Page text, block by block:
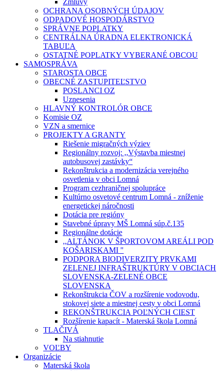
Zmluvy
OCHRANA OSOBNÝCH ÚDAJOV
ODPADOVÉ HOSPODÁRSTVO
SPRÁVNE POPLATKY
CENTRÁLNA ÚRADNA ELEKTRONICKÁ
TABUĽA
OSTATNÉ POPLATKY VYBERANÉ OBCOU
SAMOSPRÁVA
STAROSTA OBCE
OBECNÉ ZASTUPITEĽSTVO
POSLANCI OZ
Uznesenia
HLAVNÝ KONTROLÓR OBCE
Komisie OZ
VZN a smernice
PROJEKTY A GRANTY
Riešenie migračných výziev
Regionálny rozvoj: ,,Výstavba miestnej
autobusovej zastávky“
Rekonštrukcia a modernizácia verejného
osvetlenia v obci Lomná
Program cezhraničnej spolupráce
Kultúrno osvetové centrum Lomná - zníženie
energetickej náročnosti
Dotácia pre regióny
Stavebné úpravy MŠ Lomná súp.č.135
Regionálne dotácie
,,ALTÁNOK V ŠPORTOVOM AREÁLI POD
KOŠARISKAMI "
PODPORA BIODIVERZITY PRVKAMI
ZELENEJ INFRAŠTRUKTÚRY V OBCIACH
SLOVENSKA-ZELENÉ OBCE
SLOVENSKA
Rekonštrukcia ČOV a rozšírenie vodovodu,
stokovej siete a miestnej cesty v obci Lomná
REKONŠTRUKCIA POĽNÝCH CIEST
Rozšírenie kapacít - Materská škola Lomná
TLAČIVÁ
Na stiahnutie
VOĽBY
Organizácie
Materská škola